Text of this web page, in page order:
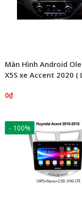
Màn Hình Android
X5S xe Accent 2020 (
0₫
- 100%